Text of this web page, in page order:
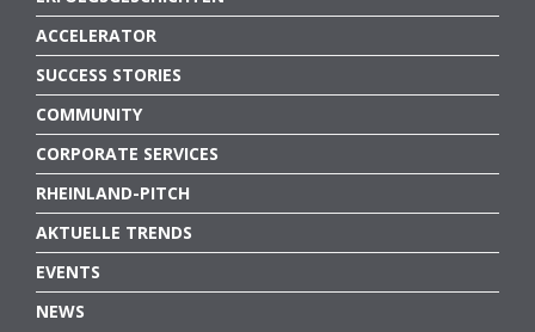
ACCELERATOR
SUCCESS STORIES
COMMUNITY
CORPORATE SERVICES
RHEINLAND-PITCH
AKTUELLE TRENDS
EVENTS
NEWS